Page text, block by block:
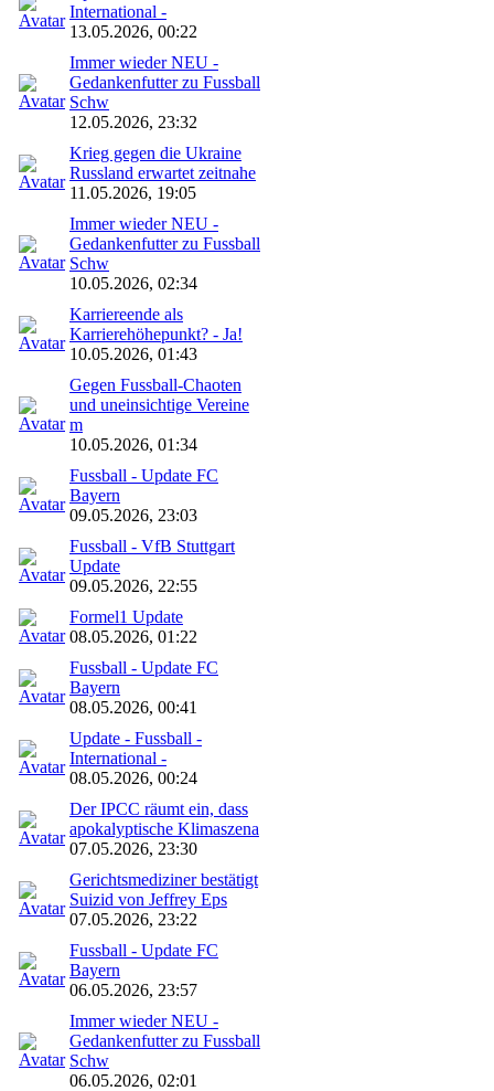
International -
13.05.2026, 00:22
Immer wieder NEU -
Gedankenfutter zu Fussball
Schw
12.05.2026, 23:32
Krieg gegen die Ukraine
Russland erwartet zeitnahe
11.05.2026, 19:05
Immer wieder NEU -
Gedankenfutter zu Fussball
Schw
10.05.2026, 02:34
Karriereende als
Karrierehöhepunkt? - Ja!
10.05.2026, 01:43
Gegen Fussball-Chaoten
und uneinsichtige Vereine
m
10.05.2026, 01:34
Fussball - Update FC
Bayern
09.05.2026, 23:03
Fussball - VfB Stuttgart
Update
09.05.2026, 22:55
Formel1 Update
08.05.2026, 01:22
Fussball - Update FC
Bayern
08.05.2026, 00:41
Update - Fussball -
International -
08.05.2026, 00:24
Der IPCC räumt ein, dass
apokalyptische Klimaszena
07.05.2026, 23:30
Gerichtsmediziner bestätigt
Suizid von Jeffrey Eps
07.05.2026, 23:22
Fussball - Update FC
Bayern
06.05.2026, 23:57
Immer wieder NEU -
Gedankenfutter zu Fussball
Schw
06.05.2026, 02:01